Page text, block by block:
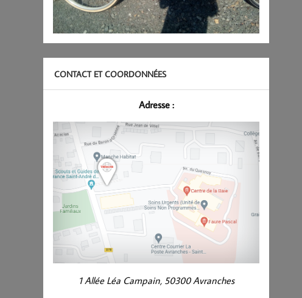
CONTACT ET COORDONNÉES
Adresse :
1 Allée Léa Campain, 50300 Avranches